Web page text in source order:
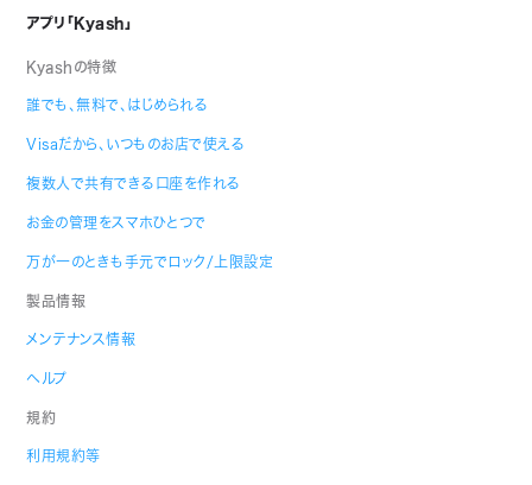
アプリ「Kyash」
Kyashの特徴
誰でも、無料で、はじめられる
Visaだから、いつものお店で使える
複数人で共有できる口座を作れる
お金の管理をスマホひとつで
万が一のときも手元でロック/上限設定
製品情報
メンテナンス情報
ヘルプ
規約
利用規約等